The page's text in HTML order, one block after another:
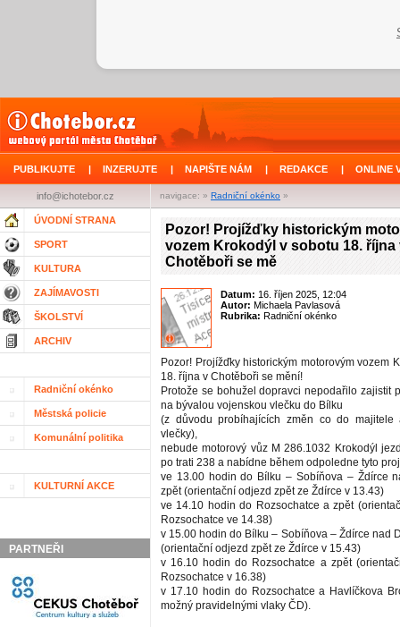
PUBLIKUJTE | INZERUJTE | NAPIŠTE NÁM | REDAKCE | ONLINE
navigace: » Radniční okénko »
info@ichotebor.cz
ÚVODNÍ STRANA
SPORT
KULTURA
ZAJÍMAVOSTI
ŠKOLSTVÍ
ARCHIV
Radniční okénko
Městská policie
Komunální politika
KULTURNÍ AKCE
PARTNEŘI
Pozor! Projížďky historickým
vozem Krokodýl v sobotu 18. října
Chotěboři se mě
Datum: 16. říjen 2025, 12:04
Autor: Michaela Pavlasová
Rubrika: Radniční okénko
Pozor! Projížďky historickým motorovým vozem
18. října v Chotěboři se mění!
Protože se bohužel dopravci nepodařilo zajistit
na bývalou vojenskou vlečku do Bílku
(z důvodu probíhajících změn co do majitele
vlečky),
nebude motorový vůz M 286.1032 Krokodýl
po trati 238 a nabídne během odpoledne tyto
ve 13.00 hodin do Bílku – Sobíňova – Ždírce
zpět (orientační odjezd zpět ze Ždírce v 13.43)
ve 14.10 hodin do Rozsochatce a zpět
Rozsochatce ve 14.38)
v 15.00 hodin do Bílku – Sobíňova – Ždírce nad
(orientační odjezd zpět ze Ždírce v 15.43)
v 16.10 hodin do Rozsochatce a zpět
Rozsochatce v 16.38)
v 17.10 hodin do Rozsochatce a Havlíčkova
možný pravidelnými vlaky ČD).